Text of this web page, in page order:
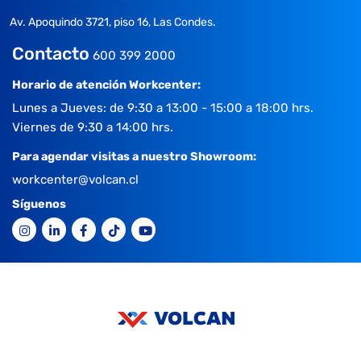
Av. Apoquindo 3721, piso 16, Las Condes.
Contacto 600 399 2000
Horario de atención Workcenter:
Lunes a Jueves: de 9:30 a 13:00 - 15:00 a 18:00 hrs.
Viernes de 9:30 a 14:00 hrs.
Para agendar visitas a nuestro Showroom:
workcenter@volcan.cl
Síguenos